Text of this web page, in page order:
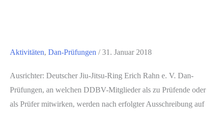
Aktivitäten, Dan-Prüfungen /31. Januar 2018
Ausrichter: Deutscher Jiu-Jitsu-Ring Erich Rahn e. V. Dan-
Prüfungen, an welchen DDBV-Mitglieder als zu Prüfende oder
als Prüfer mitwirken, werden nach erfolgter Ausschreibung auf